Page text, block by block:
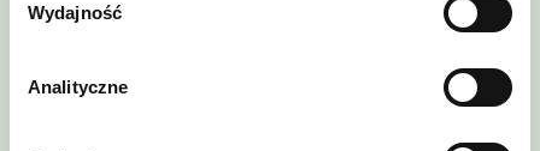
Wydajność
Analityczne
postanowienia